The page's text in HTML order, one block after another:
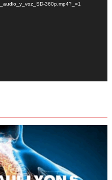
360p.mp4?_=1